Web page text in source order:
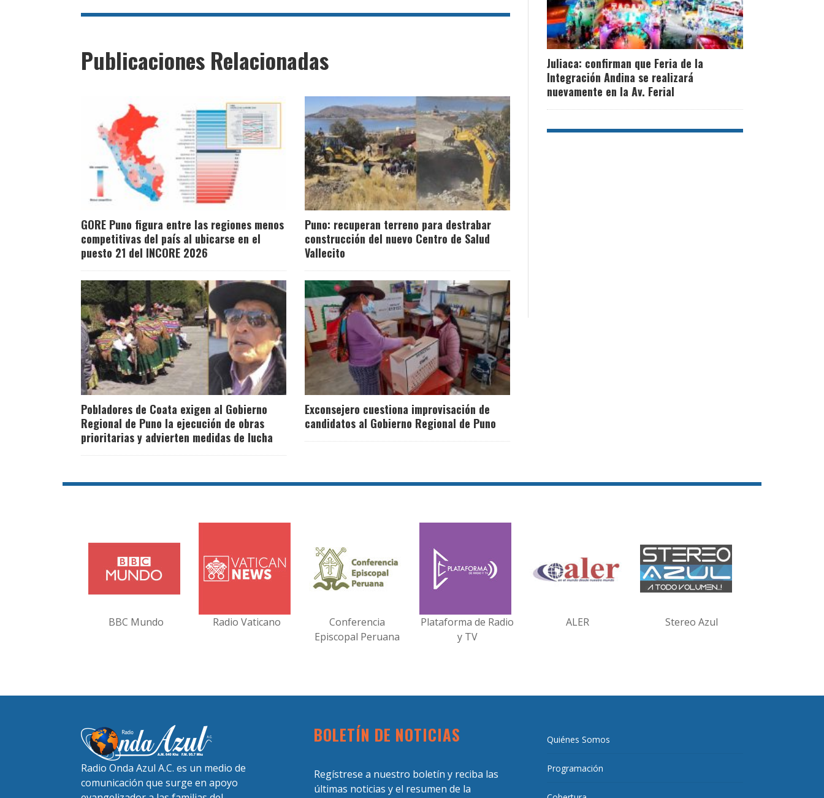
Publicaciones Relacionadas
GORE Puno figura entre las regiones menos
competitivas del país al ubicarse en el
puesto 21 del INCORE 2026
Puno: recuperan terreno para destrabar
construcción del nuevo Centro de Salud
Vallecito
Pobladores de Coata exigen al Gobierno
Regional de Puno la ejecución de obras
prioritarias y advierten medidas de lucha
Exconsejero cuestiona improvisación de
candidatos al Gobierno Regional de Puno
Juliaca: confirman que Feria de la
Integración Andina se realizará
nuevamente en la Av. Ferial
BBC Mundo Radio Vaticano
Conferencia
Episcopal Peruana
Plataforma de Radio
y TV
ALER Stereo Azul
Radio Onda Azul A.C. es un medio de
comunicación que surge en apoyo
BOLETÍN DE NOTICIAS
Regístrese a nuestro boletín y reciba las
últimas noticias y el resumen de la
Quiénes Somos
Programación